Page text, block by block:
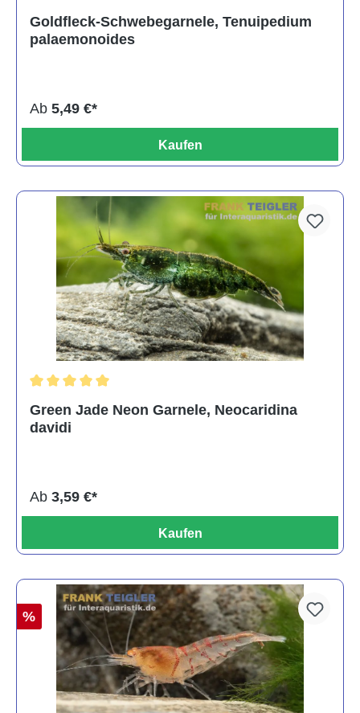
Goldfleck-Schwebegarnele, Tenuipedium
palaemonoides
Ab 5,49 €*
Kaufen
Green Jade Neon Garnele, Neocaridina
davidi
Ab 3,59 €*
Kaufen
%